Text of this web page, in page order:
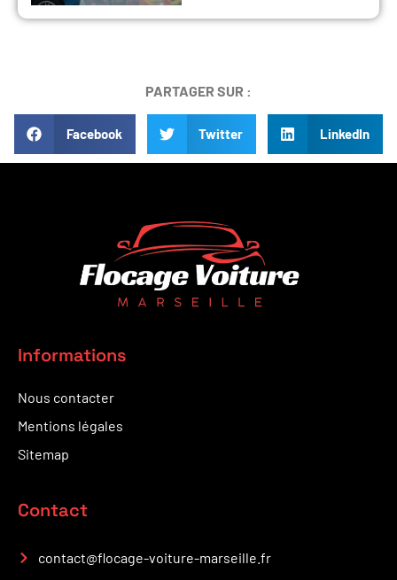
PARTAGER SUR :
Facebook Twitter LinkedIn
Informations
Nous contacter
Mentions légales
Sitemap
Contact
contact@flocage-voiture-marseille.fr